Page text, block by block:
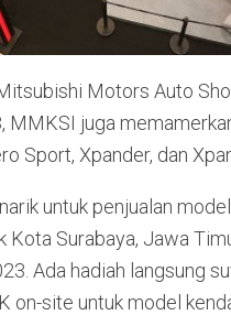
Motors Auto
juga
Sport, Xpander, dan
untuk penjualan
Kota Surabaya, Jawa
Ada hadiah langsung
on-site untuk model